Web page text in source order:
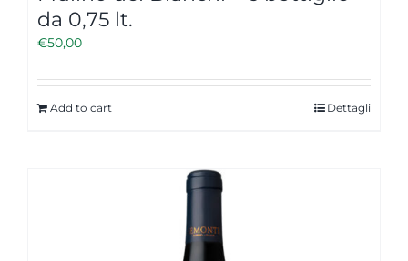
da 0,75 lt.
€50,00
Add to cart Dettagli